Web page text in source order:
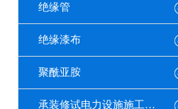
绝缘管
绝缘漆布
聚酰亚胺
承装修试电力设施施工机具